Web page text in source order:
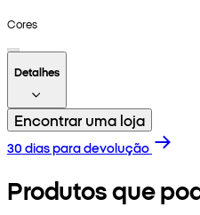
Cores
Detalhes
Encontrar uma loja
30 dias para devolução
Produtos que